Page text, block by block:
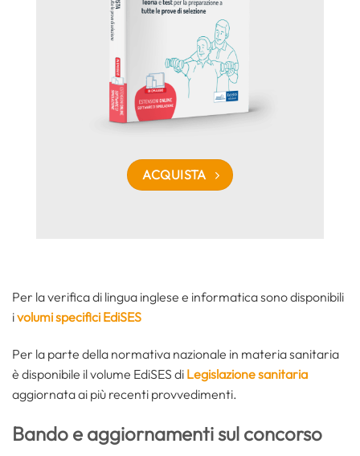
ACQUISTA
Per la verifica di lingua inglese e informatica sono disponibili
ivolumi specifici EdiSES
Per la parte della normativa nazionale in materia sanitaria
è disponibile il volume EdiSES di Legislazione sanitaria
aggiornata ai più recenti provvedimenti.
Bando e aggiornamenti sul concorso